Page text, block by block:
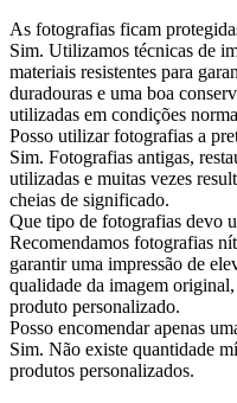
As fotografias ficam
Sim. Utilizamos técnicas de
materiais resistentes para
duradouras e uma boa
utilizadas em condições
Posso utilizar fotografias a
Sim. Fotografias antigas,
utilizadas e muitas vezes
cheias de significado.
Que tipo de fotografias devo
Recomendamos fotografias
garantir uma impressão de
qualidade da imagem
produto personalizado.
Posso encomendar apenas
Sim. Não existe quantidade
produtos personalizados.